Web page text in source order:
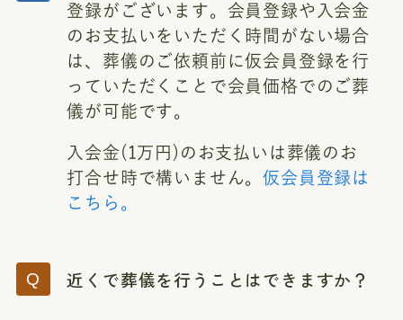
登録がございます。会員登録や入会金
のお支払いをいただく時間がない場合
は、葬儀のご依頼前に仮会員登録を行
っていただくことで会員価格でのご葬
儀が可能です。
入会金(1万円)のお支払いは葬儀のお
打合せ時で構いません。仮会員登録は
こちら。
近くで葬儀を行うことはできますか？